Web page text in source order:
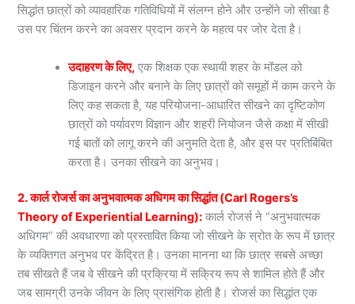
सिद्धांत छात्रों को व्यावहारिक गतिविधियों में संलग्न होने और उन्होंने जो सीखा है
उस पर चिंतन करने का अवसर प्रदान करने के महत्व पर जोर देता है।
उदाहरण के लिए, एक शिक्षक एक स्थायी शहर के मॉडल को
डिजाइन करने और बनाने के लिए छात्रों को समूहों में काम करने के
लिए कह सकता है, यह परियोजना-आधारित सीखने का दृष्टिकोण
छात्रों को पर्यावरण विज्ञान और शहरी नियोजन जैसे कक्षा में सीखी
गई बातों को लागू करने की अनुमति देता है, और इस पर प्रतिबिंबित
करता है। उनका सीखने का अनुभव।
2. कार्ल रोजर्स का अनुभवात्मक अधिगम का सिद्धांत (Carl Rogers’s
Theory of Experiential Learning): कार्ल रोजर्स ने “अनुभवात्मक
अधिगम” की अवधारणा को प्रस्तावित किया जो सीखने के स्रोत के रूप में छात्र
के व्यक्तिगत अनुभव पर केंद्रित है। उनका मानना था कि छात्र सबसे अच्छा
तब सीखते हैं जब वे सीखने की प्रक्रिया में सक्रिय रूप से शामिल होते हैं और
जब सामग्री उनके जीवन के लिए प्रासंगिक होती है। रोजर्स का सिद्धांत एक